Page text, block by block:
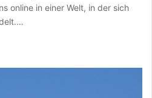
online in einer Welt, in der sich